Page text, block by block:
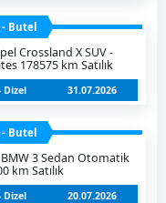
Butel
Crossland X SUV -
178575 km Satılık
Dizel 31.07.2026
Butel
3 Sedan Otomatik
km Satılık
Dizel 20.07.2026